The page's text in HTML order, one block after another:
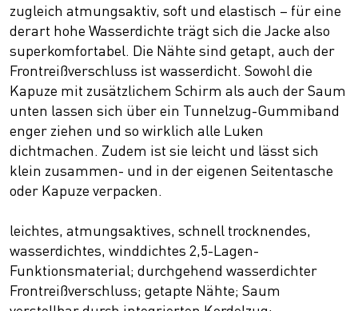
zugleich atmungsaktiv, soft und elastisch – für eine
derart hohe Wasserdichte trägt sich die Jacke also
superkomfortabel. Die Nähte sind getapt, auch der
Frontreißverschluss ist wasserdicht. Sowohl die
Kapuze mit zusätzlichem Schirm als auch der Saum
unten lassen sich über ein Tunnelzug-Gummiband
enger ziehen und so wirklich alle Luken
dichtmachen. Zudem ist sie leicht und lässt sich
klein zusammen- und in der eigenen Seitentasche
oder Kapuze verpacken.
leichtes, atmungsaktives, schnell trocknendes,
wasserdichtes, winddichtes 2,5-Lagen-
Funktionsmaterial; durchgehend wasserdichter
Frontreißverschluss; getapte Nähte; Saum